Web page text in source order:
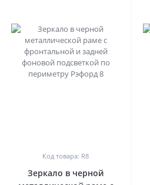
Код товара: R8
Зеркало в черной